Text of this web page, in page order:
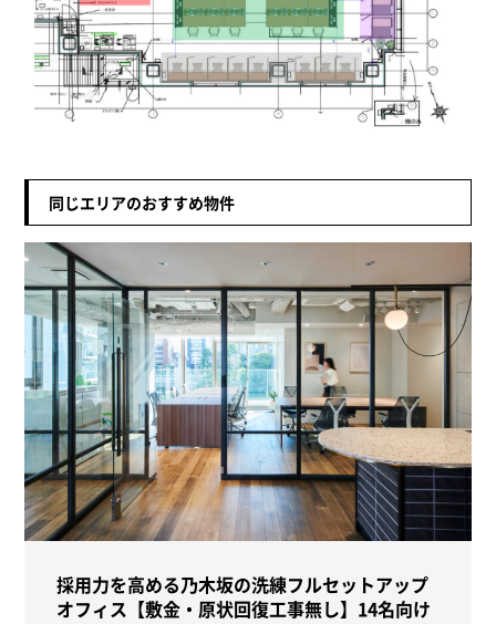
同じエリアのおすすめ物件
採用力を高める乃木坂の洗練フルセットアップ
オフィス【敷金・原状回復工事無し】14名向け